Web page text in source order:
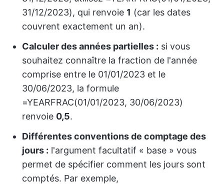
31/12/2023), qui renvoie 1 (car les dates
couvrent exactement un an).
Calculer des années partielles : si vous
souhaitez connaître la fraction de l'année
comprise entre le 01/01/2023 et le
30/06/2023, la formule
=YEARFRAC(01/01/2023, 30/06/2023)
renvoie 0,5.
Différentes conventions de comptage des
jours : l'argument facultatif « base » vous
permet de spécifier comment les jours sont
comptés. Par exemple,